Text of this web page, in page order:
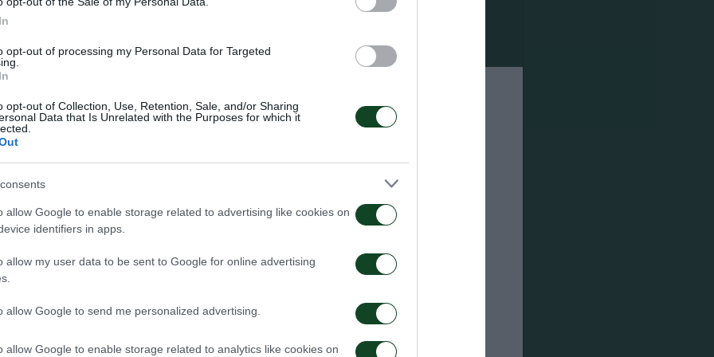
opt-out of processing my Personal Data for Targeted
opt-out of Collection, Use, Retention, Sale, and/or Sharing
Data that Is Unrelated with the Purposes for which it
allow Google to enable storage related to advertising like cookies on
identifiers in apps.
allow my user data to be sent to Google for online advertising
allow Google to send me personalized advertising.
allow Google to enable storage related to analytics like cookies on
Pilios, Szymanski (71′ Ljubicic), Pereyra (71′ Mantalos),
Ingason, Jedvaj, Arao (80′ Cerin), Maksimovic (65′ Pellistri),
Tete (87′ Jeremejeff), Ioannidis.